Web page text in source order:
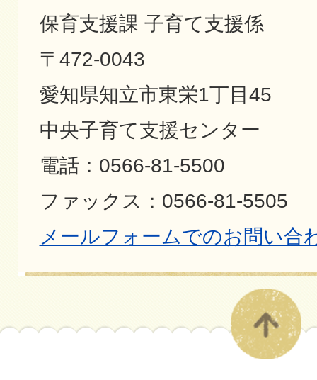
保育支援課 子育て支援係
〒472-0043
愛知県知立市東栄1丁目45
中央子育て支援センター
電話：0566-81-5500
ファックス：0566-81-5505
メールフォームでのお問い合